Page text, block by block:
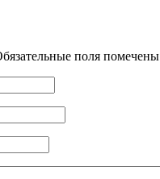
поля помечены